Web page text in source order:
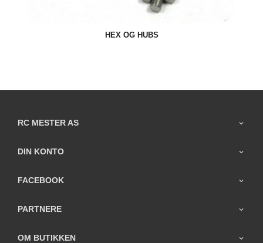
HEX OG HUBS
RC MESTER AS
DIN KONTO
FACEBOOK
PARTNERE
OM BUTIKKEN